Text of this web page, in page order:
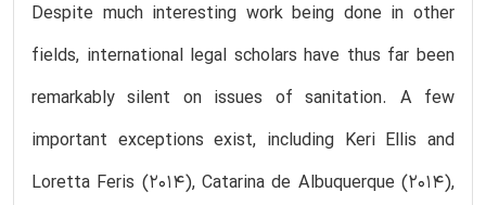
Despite much interesting work being done in other
fields, international legal scholars have thus far been
remarkably silent on issues of sanitation. A few
important exceptions exist, including Keri Ellis and
Loretta Feris (2014), Catarina de Albuquerque (2014),